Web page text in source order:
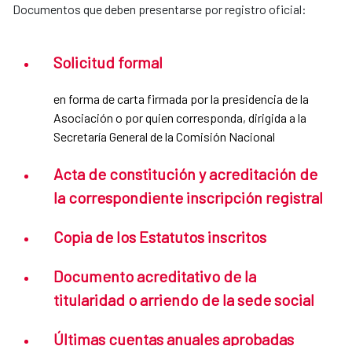
Documentos que deben presentarse por registro oficial:
Solicitud formal
en forma de carta firmada por la presidencia de la
Asociación o por quien corresponda, dirigida a la
Secretaría General de la Comisión Nacional
Acta de constitución y acreditación de
la correspondiente inscripción registral
Copia de los Estatutos inscritos
Documento acreditativo de la
titularidad o arriendo de la sede social
Últimas cuentas anuales aprobadas